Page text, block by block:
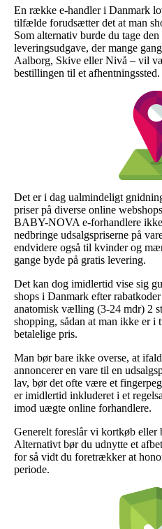
En række e-handler i Danmark
tilfælde forudsætter det at man
Som alternativ burde du tage
leveringsudgave, der mange
Aalborg, Skive eller Nivå – vil
bestillingen til et afhentningssted.
Det er i dag ualmindeligt
priser på diverse online
BABY-NOVA e-forhandlere
nedbringe udsalgspriserne på
endvidere også til kvinder og
gange byde på gratis levering.
Det kan dog imidlertid vise sig
shops i Danmark efter
anatomisk vælling (3-24 mdr) 2
shopping, sådan at man ikke er i
betalelige pris.
Man bør bare ikke overse, at
annoncerer en vare til en
lav, bør det ofte være et
er imidlertid inkluderet i et
imod uægte online forhandlere.
Generelt foreslår vi kortkøb eller
Alternativt bør du udnytte et
for så vidt du foretrækker at
periode.